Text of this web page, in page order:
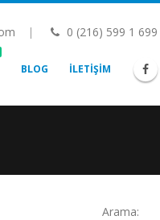
| 0 (216) 599 1 699
BLOG İLETIŞIM
Arama: